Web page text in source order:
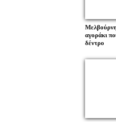
αγοράκι
δέντρο